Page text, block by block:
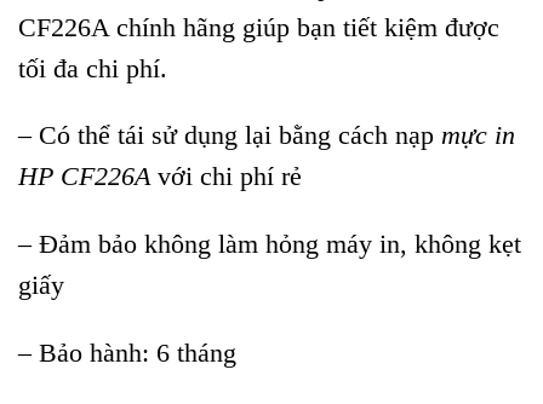
CF226A chính hãng giúp bạn tiết kiệm được
tối đa chi phí.
– Có thể tái sử dụng lại bằng cách nạp mực in
HP CF226Avới chi phí rẻ
– Đảm bảo không làm hỏng máy in, không kẹt
giấy
– Bảo hành: 6 tháng